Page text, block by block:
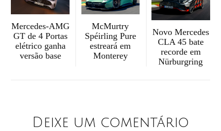
Mercedes-AMG
GT de 4 Portas
elétrico ganha
versão base
McMurtry
Spéirling Pure
estreará em
Monterey
Novo Mercedes
CLA 45 bate
recorde em
Nürburgring
Deixe um comentário